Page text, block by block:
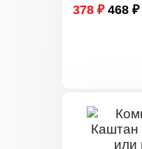
378 ₽ 468 ₽